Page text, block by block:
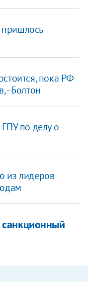
пока РФ
- Болтон
по делу о
из лидеров